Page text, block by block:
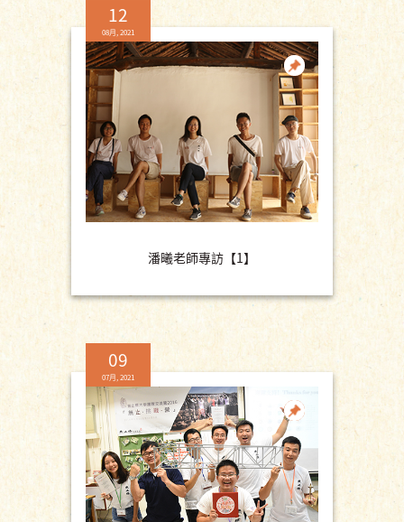
12
08月, 2021
潘曦老師專訪【1】
09
07月, 2021